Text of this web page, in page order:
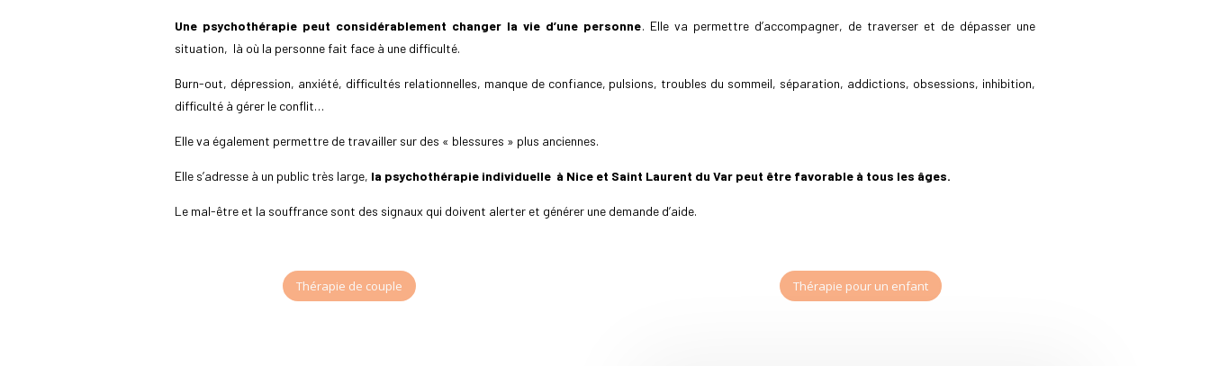
Une psychothérapie peut considérablement changer la vie d’une personne. Elle va permettre d’accompagner, de traverser et de dépasser une
situation, là où la personne fait face à une difficulté.
Burn-out, dépression, anxiété, difficultés relationnelles, manque de confiance, pulsions, troubles du sommeil, séparation, addictions, obsessions, inhibition,
difficulté à gérer le conflit…
Elle va également permettre de travailler sur des « blessures » plus anciennes.
Elle s’adresse à un public très large, la psychothérapie individuelle à Nice et Saint Laurent du Var peut être favorable à tous les âges.
Le mal-être et la souffrance sont des signaux qui doivent alerter et générer une demande d’aide.
Thérapie de couple Thérapie pour un enfant